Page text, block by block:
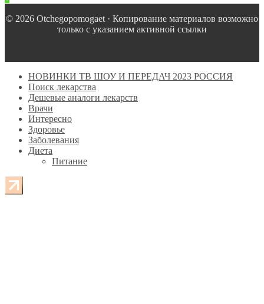
© 2026 Оtchegopomogaet · Копирование материалов возможно
только с указанием активной ссылки
НОВИНКИ ТВ ШОУ И ПЕРЕДАЧ 2023 РОССИЯ
Поиск лекарства
Дешевые аналоги лекарств
Врачи
Интересно
Здоровье
Заболевания
Диета
Питание